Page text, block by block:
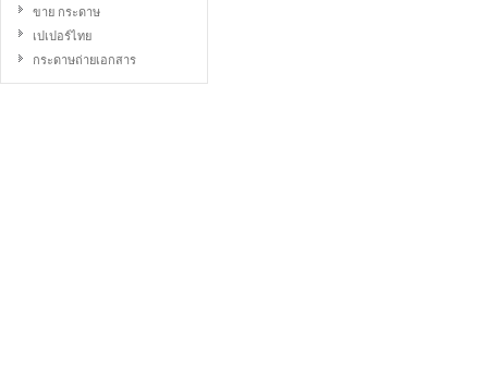
ขาย กระดาษ
เปเปอร์ไทย
กระดาษถ่ายเอกสาร